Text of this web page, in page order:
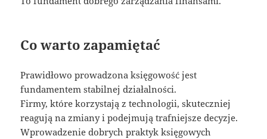
Co warto zapamiętać
Prawidłowo prowadzona księgowość jest
fundamentem stabilnej działalności.
Firmy, które korzystają z technologii, skuteczniej
reagują na zmiany i podejmują trafniejsze decyzje.
Wprowadzenie dobrych praktyk księgowych